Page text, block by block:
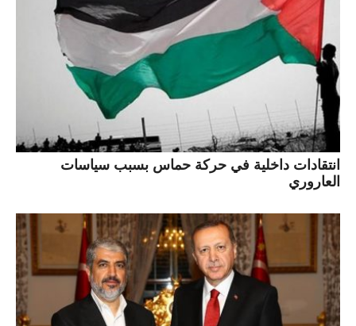
انتقادات داخلية في حركة حماس بسبب سياسات
العاروري